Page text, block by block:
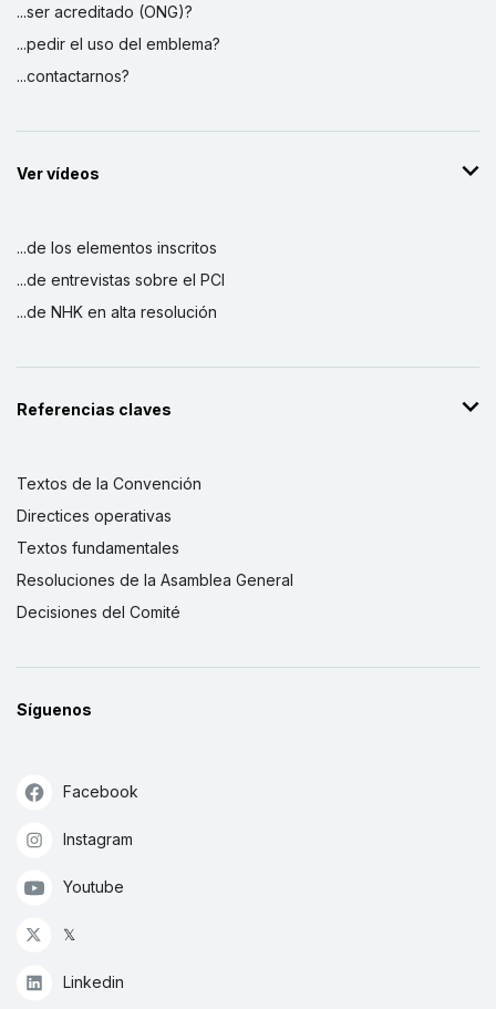
...ser acreditado (ONG)?
...pedir el uso del emblema?
...contactarnos?
Ver vídeos
...de los elementos inscritos
...de entrevistas sobre el PCI
...de NHK en alta resolución
Referencias claves
Textos de la Convención
Directices operativas
Textos fundamentales
Resoluciones de la Asamblea General
Decisiones del Comité
Síguenos
Facebook
Instagram
Youtube
𝕏
Linkedin